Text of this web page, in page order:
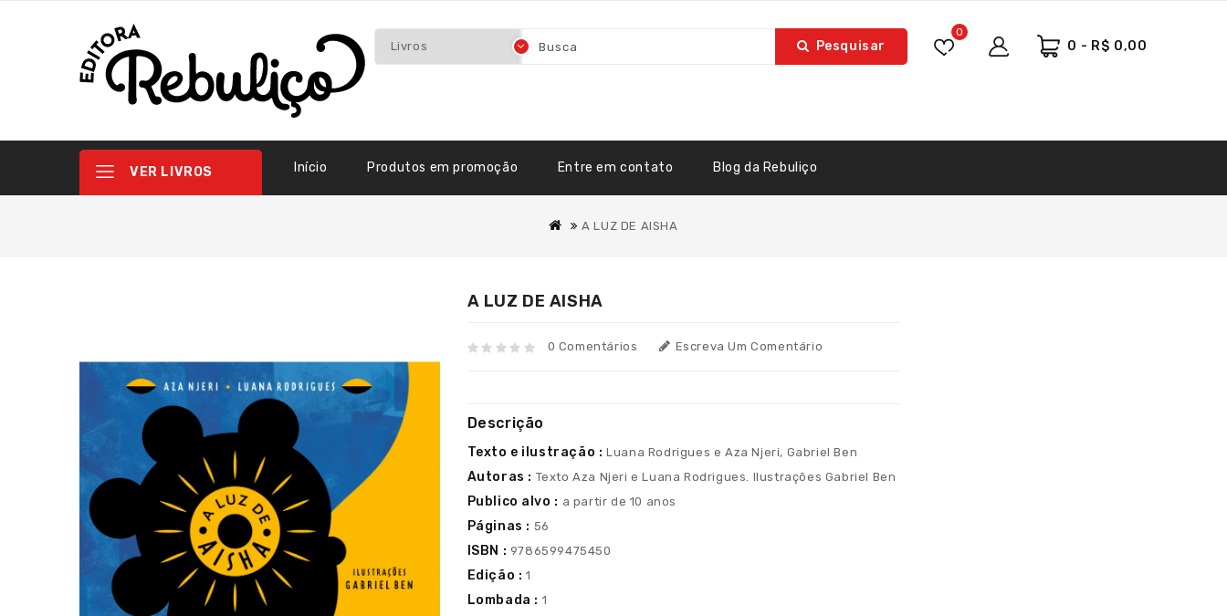
0 - R$ 0,00
0
Pesquisar
VER LIVROS Início Produtos em promoção Entre em contato Blog da Rebuliço
A LUZ DE AISHA
A LUZ DE AISHA
0 Comentários Escreva Um Comentário
Descrição
Texto e ilustração : Luana Rodrigues e Aza Njeri, Gabriel Ben
Autoras : Texto Aza Njeri e Luana Rodrigues. Ilustrações Gabriel Ben
Publico alvo : a partir de 10 anos
Páginas : 56
ISBN : 9786599475450
Edição : 1
Lombada : 1